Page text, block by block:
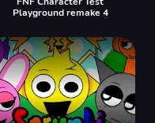
Playground remake 4